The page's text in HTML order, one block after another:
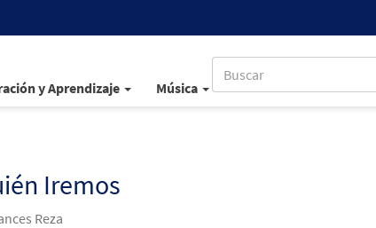
y Aprendizaje Música
Iremos
Reza